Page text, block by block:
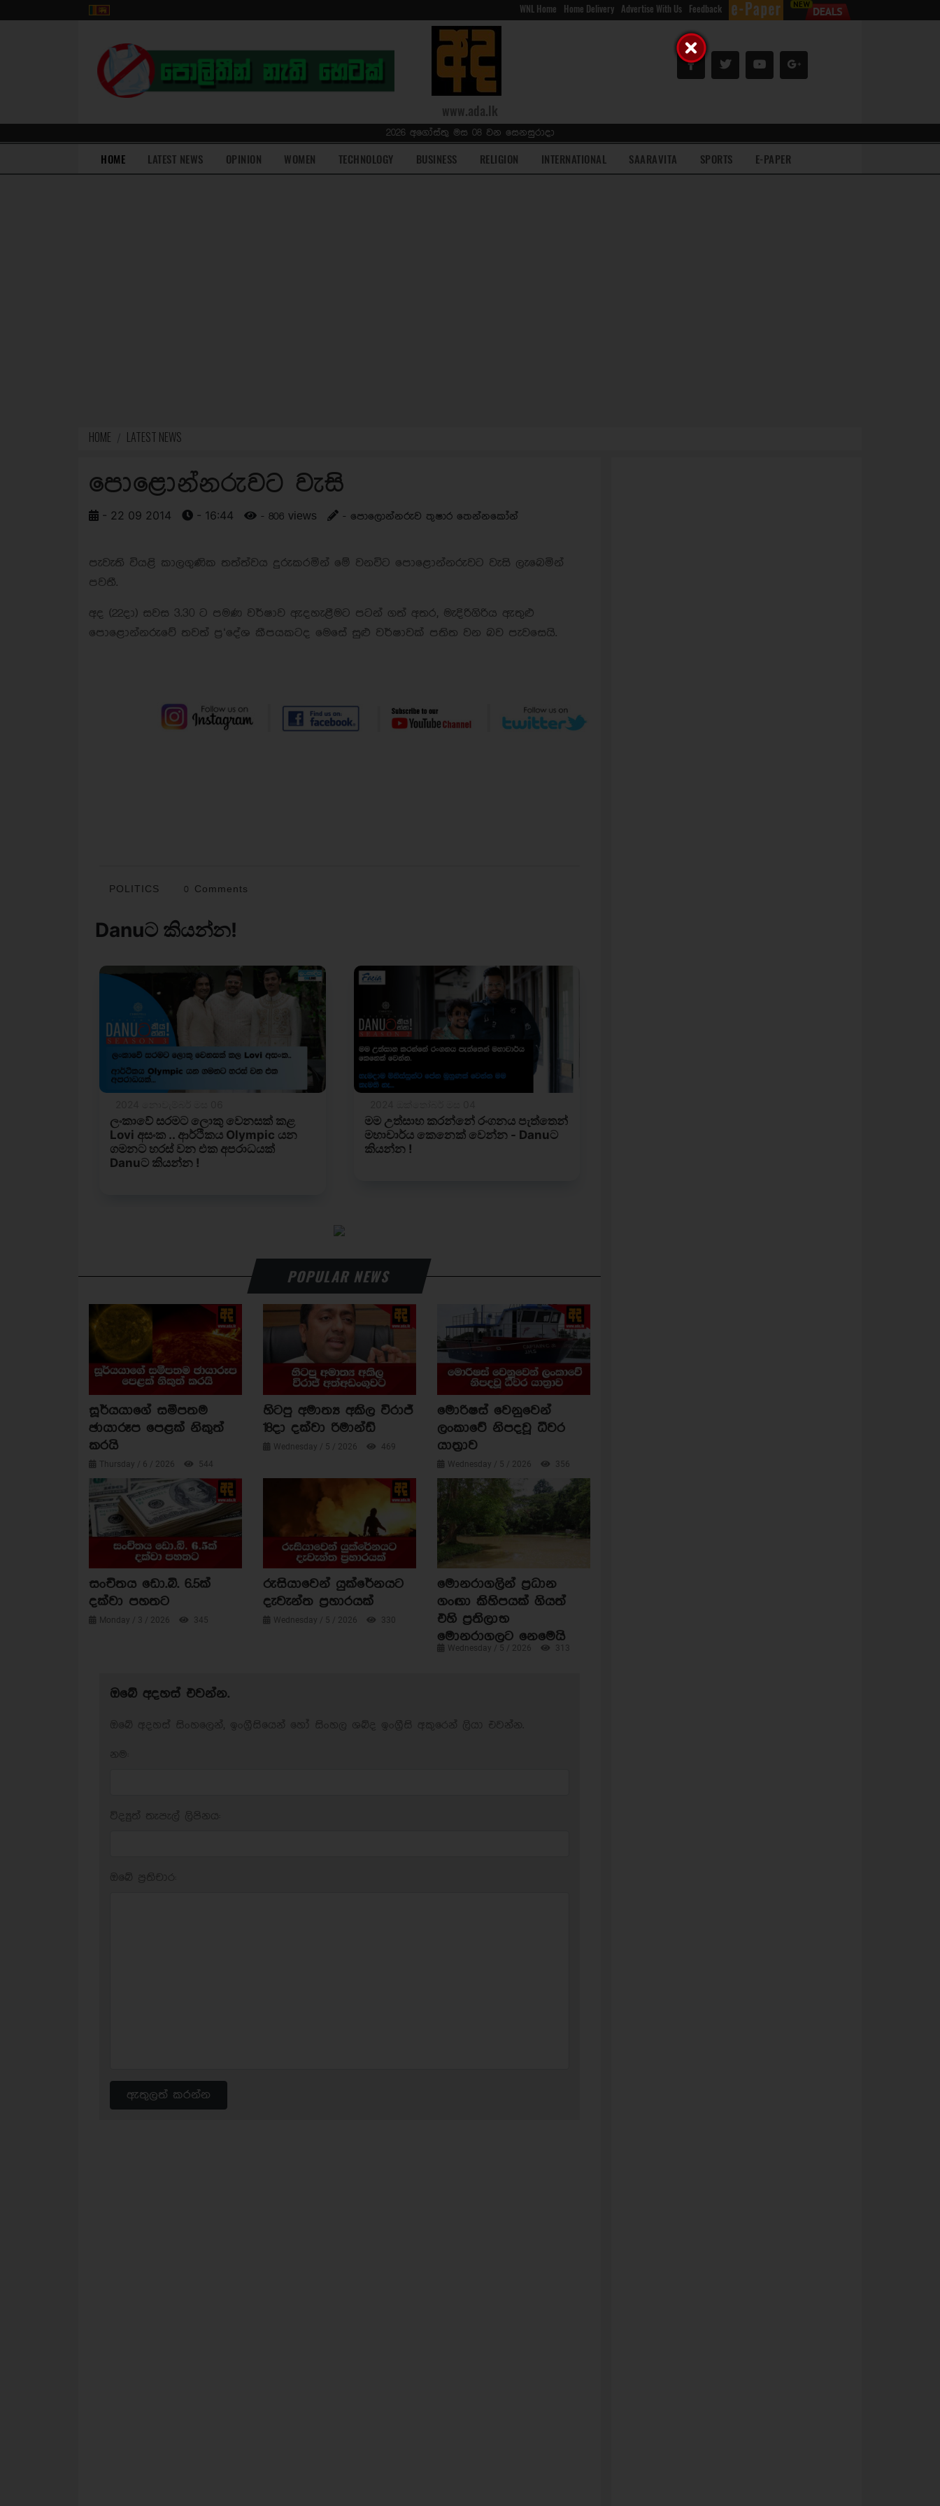
WNL Home Home Delivery Advertise With Us Feedback
www.ada.lk
2026 අගෝස්තු මස 08 වන සෙනසුරාදා
HOME(current)LATEST NEWS OPINION WOMEN TECHNOLOGY BUSINESS RELIGION INTERNATIONAL SAARAVITA SPORTS E-PAPER
HOME LATEST NEWS
පොළොන්නරුවට වැසි
- 22 09 2014 - 16:44 - 806 views - පොලොන්නරුව තුෂාර තෙන්නකෝන්
පැවැති වියළි කාලගුණික තත්ත්වය දුරුකරමින් මේ වනවිට පොළොන්නරුවට වැසි ලැබෙමින්
පවතී.
අද (22දා) සවස 3.30 ට පමණ වර්ෂාව ඇදහැළීමට පටන් ගත් අතර, මැදිරිගිරිය ඇතුළු
පොළොන්නරුවේ තවත් ප්‍ර‘දේශ කීපයකටද මෙසේ සුළු වර්ෂාවක් පතිත වන බව පැවසෙයි.
POLITICS 0 Comments
POPULAR NEWS
සූර්යයාගේ සමීපතම
ඡායාරූප පෙළක් නිකුත්
කරයි
Thursday / 6 / 2026 544
හිටපු අමාත්‍ය අකිල විරාජ්
18දා දක්වා රිමාන්ඩ්
Wednesday / 5 / 2026 469
මොරිෂස් වෙනුවෙන්
ලංකාවේ නිපදවූ ධීවර
යාත්‍රාව
Wednesday / 5 / 2026 356
සංචිතය ඩො.බි. 6.5ක්
දක්වා පහතට
Monday / 3 / 2026 345
රුසියාවෙන් යුක්රේනයට
දැවැන්ත ප්‍රහාරයක්
Wednesday / 5 / 2026 330
මොනරාගලින් ප්‍රධාන
ගංඟා කිහිපයක් ගියත්
එහි ප්‍රතිලාභ
මොනරාගලට නෙමෙයි
Wednesday / 5 / 2026 313
ඔබේ අදහස් එවන්න.
ඇතුලත් කරන්න